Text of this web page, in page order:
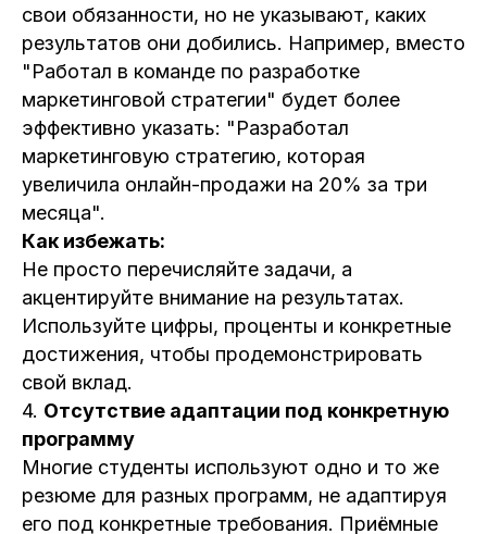
свои обязанности, но не указывают, каких
результатов они добились. Например, вместо
"Работал в команде по разработке
маркетинговой стратегии" будет более
эффективно указать: "Разработал
маркетинговую стратегию, которая
увеличила онлайн-продажи на 20% за три
месяца".
Как избежать:
Не просто перечисляйте задачи, а
акцентируйте внимание на результатах.
Используйте цифры, проценты и конкретные
достижения, чтобы продемонстрировать
свой вклад.
4. Отсутствие адаптации под конкретную
программу
Многие студенты используют одно и то же
резюме для разных программ, не адаптируя
его под конкретные требования. Приёмные